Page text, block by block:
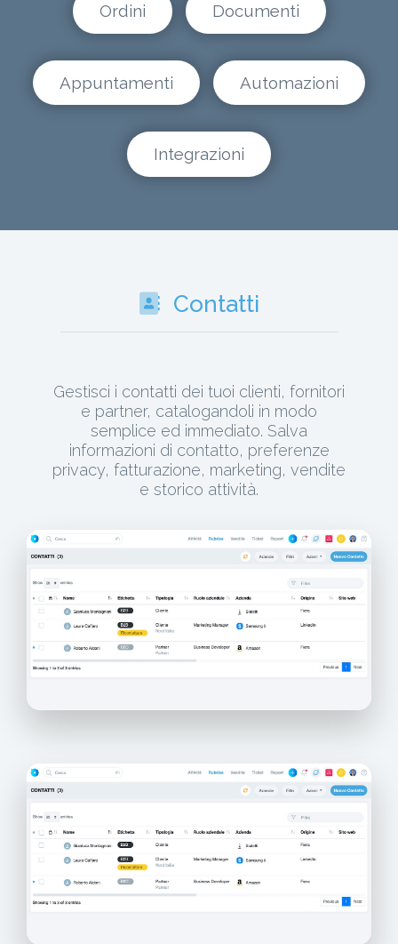
Ordini Documenti
Appuntamenti Automazioni
Integrazioni
Contatti
Gestisci i contatti dei tuoi clienti, fornitori
e partner, catalogandoli in modo
semplice ed immediato. Salva
informazioni di contatto, preferenze
privacy, fatturazione, marketing, vendite
e storico attività.